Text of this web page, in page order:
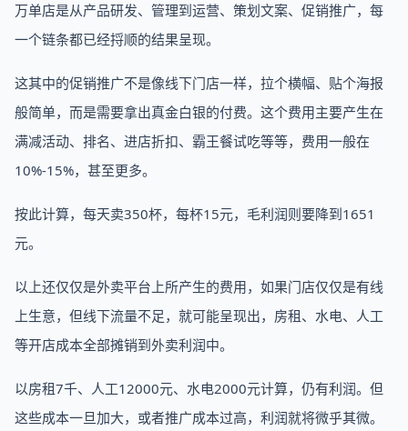
万单店是从产品研发、管理到运营、策划文案、促销推广，每
一个链条都已经捋顺的结果呈现。
这其中的促销推广不是像线下门店一样，拉个横幅、贴个海报
般简单，而是需要拿出真金白银的付费。这个费用主要产生在
满减活动、排名、进店折扣、霸王餐试吃等等，费用一般在
10%-15%，甚至更多。
按此计算，每天卖350杯，每杯15元，毛利润则要降到1651
元。
以上还仅仅是外卖平台上所产生的费用，如果门店仅仅是有线
上生意，但线下流量不足，就可能呈现出，房租、水电、人工
等开店成本全部摊销到外卖利润中。
以房租7千、人工12000元、水电2000元计算，仍有利润。但
这些成本一旦加大，或者推广成本过高，利润就将微乎其微。